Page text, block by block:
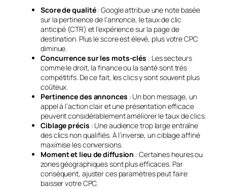
Score de qualité: Google attribue une note basée
sur la pertinence de l’annonce, le taux de clic
anticipé (CTR) et l’expérience sur la page de
destination. Plus le score est élevé, plus votre CPC
diminue.
Concurrence sur les mots-clés : Les secteurs
comme le droit, la finance ou la santé sont très
compétitifs. De ce fait, les clics y sont souvent plus
coûteux.
Pertinence des annonces : Un bon message, un
appel à l’action clair et une présentation efficace
peuvent considérablement améliorer le taux de clics.
Ciblage précis : Une audience trop large entraîne
des clics non qualifiés. À l’inverse, un ciblage affiné
maximise les conversions.
Moment et lieu de diffusion : Certaines heures ou
zones géographiques sont plus efficaces. Par
conséquent, ajuster ces paramètres peut faire
baisser votre CPC.